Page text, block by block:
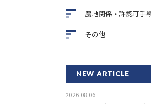
農地関係・許認可手
その他
NEW ARTICLE
2026.08.06